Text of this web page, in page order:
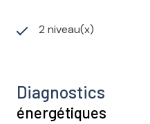
2 niveau(x)
Diagnostics
énergétiques